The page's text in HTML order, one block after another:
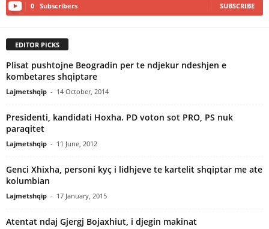
0 Subscribers SUBSCRIBE
EDITOR PICKS
Plisat pushtojne Beogradin per te ndjekur ndeshjen e
kombetares shqiptare
Lajmetshqip - 14 October, 2014
Presidenti, kandidati Hoxha. PD voton sot PRO, PS nuk
paraqitet
Lajmetshqip - 11 June, 2012
Genci Xhixha, personi kyç i lidhjeve te kartelit shqiptar me ate
kolumbian
Lajmetshqip - 17 January, 2015
Atentat ndaj Gjergj Bojaxhiut, i djegin makinat